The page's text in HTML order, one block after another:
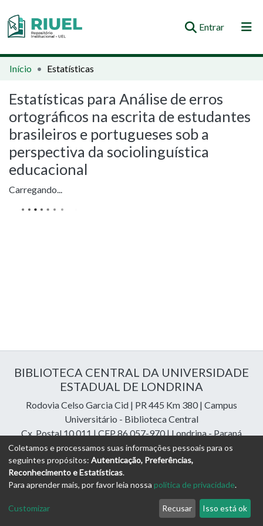
Entrar(current)
Orientações e Normas
Busca no Repositório
Início Estatísticas
Estatísticas para Análise de erros
ortográficos na escrita de estudantes
brasileiros e portugueses sob a
perspectiva da sociolinguística
educacional
Carregando...
BIBLIOTECA CENTRAL DA UNIVERSIDADE
ESTADUAL DE LONDRINA
Rodovia Celso Garcia Cid | PR 445 Km 380 | Campus
Universitário - Biblioteca Central
Cx. Postal 10.011 | CEP 86.057-970 | Londrina - Paraná
Contatos: e-mail:riuel@uel.br| fone: 43 3371-4409
DSpace Cloud Softwarecopyright © 2023-2026
Libraries Assessoria e Consultoria
Configurações de
Termos
de Uso
Enviar uma
Sugestão
Coletamos e processamos suas informações pessoais para os
seguintes propósitos: Autenticação, Preferências,
Reconhecimento e Estatísticas.
Para aprender mais, por favor leia nossa política de privacidade.
Customizar Recusar Isso está ok